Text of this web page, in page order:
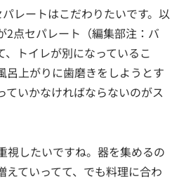
レートはこだわりたいです。以
2点セパレート（編集部注：バ
、トイレが別になっているこ
呂上がりに歯磨きをしようとす
ていかなければならないのがス
視したいですね。器を集めるの
えていってて、でも料理に合わ